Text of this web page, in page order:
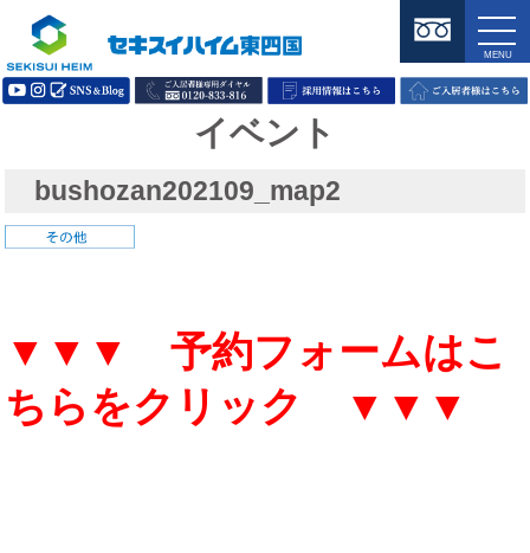
イベント
bushozan202109_map2
▼▼▼ 予約フォームはこ
ちらをクリック ▼▼▼